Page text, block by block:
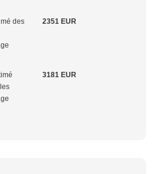
des
2351 EUR
3181 EUR